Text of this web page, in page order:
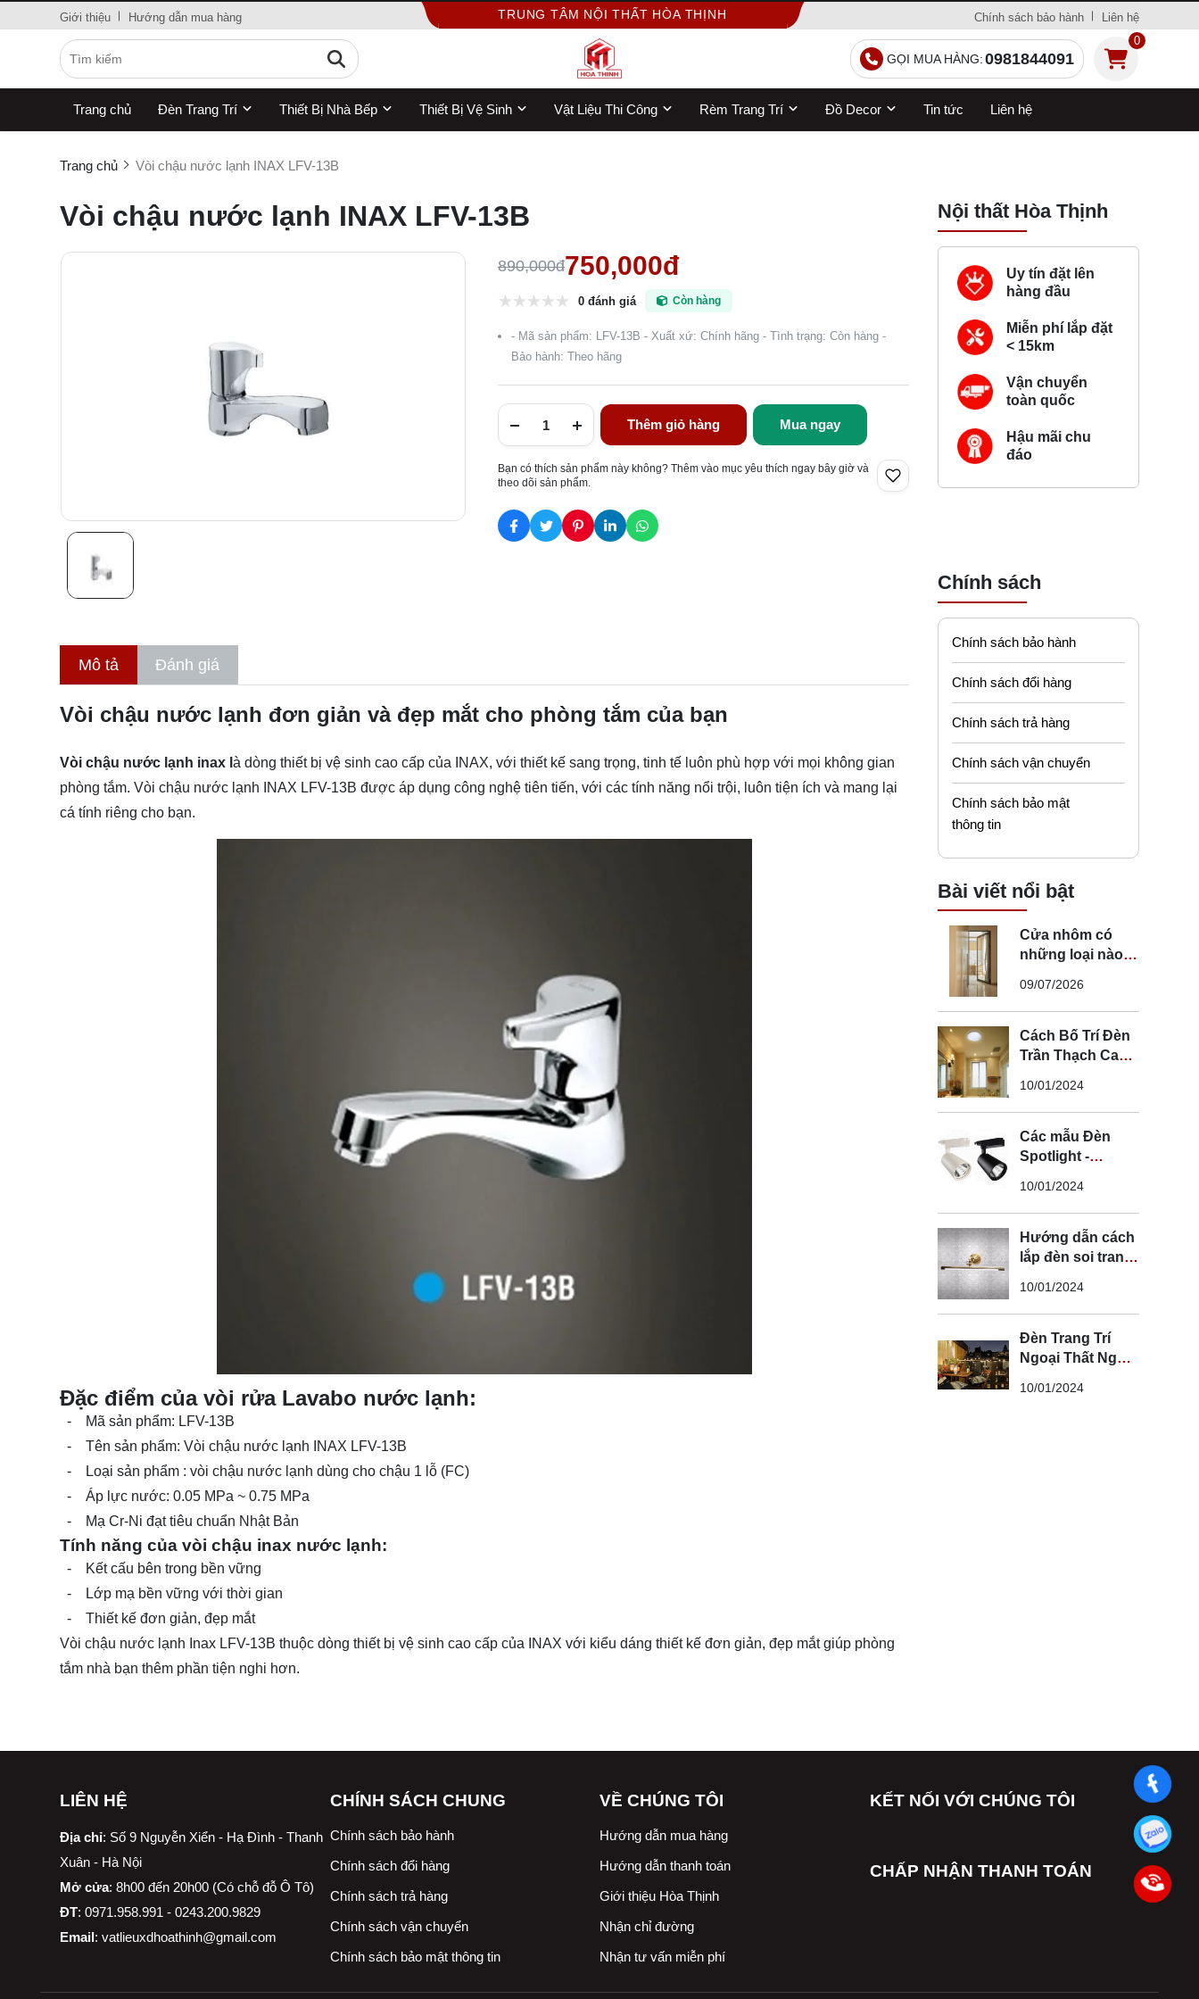
Giới thiệu Hướng dẫn mua hàng TRUNG TÂM NỘI THẤT HÒA THỊNH Chính sách bảo hành Liên hệ
GỌI MUA HÀNG:0981844091
0
Trang chủ Đèn Trang Trí Thiết Bị Nhà Bếp Thiết Bị Vệ Sinh Vật Liệu Thi Công Rèm Trang Trí Đồ Decor Tin tức Liên hệ
Trang chủ Vòi chậu nước lạnh INAX LFV-13B
Vòi chậu nước lạnh INAX LFV-13B
890,000đ750,000đ
0 đánh giá Còn hàng
- Mã sản phẩm: LFV-13B - Xuất xứ: Chính hãng - Tình trạng: Còn hàng -
Bảo hành: Theo hãng
Thêm giỏ hàng Mua ngay
Bạn có thích sản phẩm này không? Thêm vào mục yêu thích ngay bây giờ và
theo dõi sản phẩm.
Mô tả Đánh giá
Vòi chậu nước lạnh đơn giản và đẹp mắt cho phòng tắm của bạn
Vòi chậu nước lạnh inax l à dòng thiết bị vệ sinh cao cấp của INAX, với thiết kế sang trọng, tinh tế luôn phù hợp với mọi không gian
phòng tắm. Vòi chậu nước lạnh INAX LFV-13B được áp dụng công nghệ tiên tiến, với các tính năng nổi trội, luôn tiện ích và mang lại
cá tính riêng cho bạn.
Đặc điểm của vòi rửa Lavabo nước lạnh:
- Mã sản phẩm: LFV-13B
- Tên sản phẩm: Vòi chậu nước lạnh INAX LFV-13B
- Loại sản phẩm : vòi chậu nước lạnh dùng cho chậu 1 lỗ (FC)
- Áp lực nước: 0.05 MPa ~ 0.75 MPa
- Mạ Cr-Ni đạt tiêu chuẩn Nhật Bản
Tính năng của vòi chậu inax nước lạnh:
- Kết cấu bên trong bền vững
- Lớp mạ bền vững với thời gian
- Thiết kế đơn giản, đẹp mắt
Vòi chậu nước lạnh Inax LFV-13B thuộc dòng thiết bị vệ sinh cao cấp của INAX với kiểu dáng thiết kế đơn giản, đẹp mắt giúp phòng
tắm nhà bạn thêm phần tiện nghi hơn.
Nội thất Hòa Thịnh
Uy tín đặt lên
hàng đầu
Miễn phí lắp đặt
< 15km
Vận chuyển
toàn quốc
Hậu mãi chu
đáo
Chính sách
Chính sách bảo hành
Chính sách đổi hàng
Chính sách trả hàng
Chính sách vận chuyển
Chính sách bảo mật
thông tin
Bài viết nổi bật
Cửa nhôm có
những loại nào?
nhôm phù hợp
09/07/2026
Cách Bố Trí Đèn
Trần Thạch Cao
Lắp Đèn Trần
Thạch Cao
10/01/2024
Các mẫu Đèn
Spotlight -
- Spotlight rọi ray
10/01/2024
Hướng dẫn cách
lắp đèn soi tranh
an toàn
10/01/2024
Đèn Trang Trí
Ngoại Thất Ngoài
Thất Trang Trí
10/01/2024
LIÊN HỆ
Địa chỉ: Số 9 Nguyễn Xiển - Hạ Đình - Thanh
Xuân - Hà Nội
Mở cửa: 8h00 đến 20h00 (Có chỗ đỗ Ô Tô)
ĐT: 0971.958.991 - 0243.200.9829
Email: vatlieuxdhoathinh@gmail.com
CHÍNH SÁCH CHUNG
Chính sách bảo hành
Chính sách đổi hàng
Chính sách trả hàng
Chính sách vận chuyển
Chính sách bảo mật thông tin
VỀ CHÚNG TÔI
Hướng dẫn mua hàng
Hướng dẫn thanh toán
Giới thiệu Hòa Thịnh
Nhận chỉ đường
Nhận tư vấn miễn phí
KẾT NỐI VỚI CHÚNG TÔI
CHẤP NHẬN THANH TOÁN